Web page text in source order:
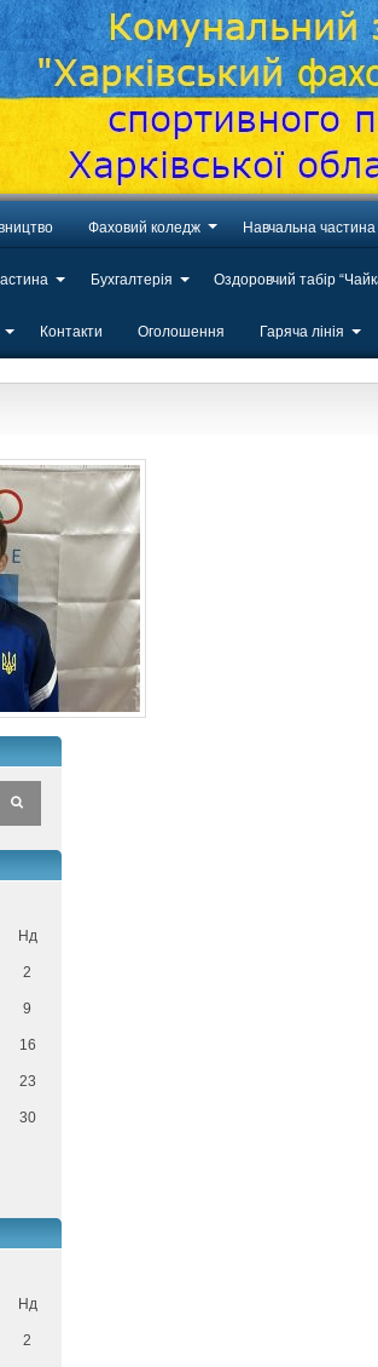
Фаховий коледж Навчальна частина
Бухгалтерія Оздоровчий табір
Контакти Оголошення Гаряча лінія
Нд
2
9
16
23
30
Нд
2